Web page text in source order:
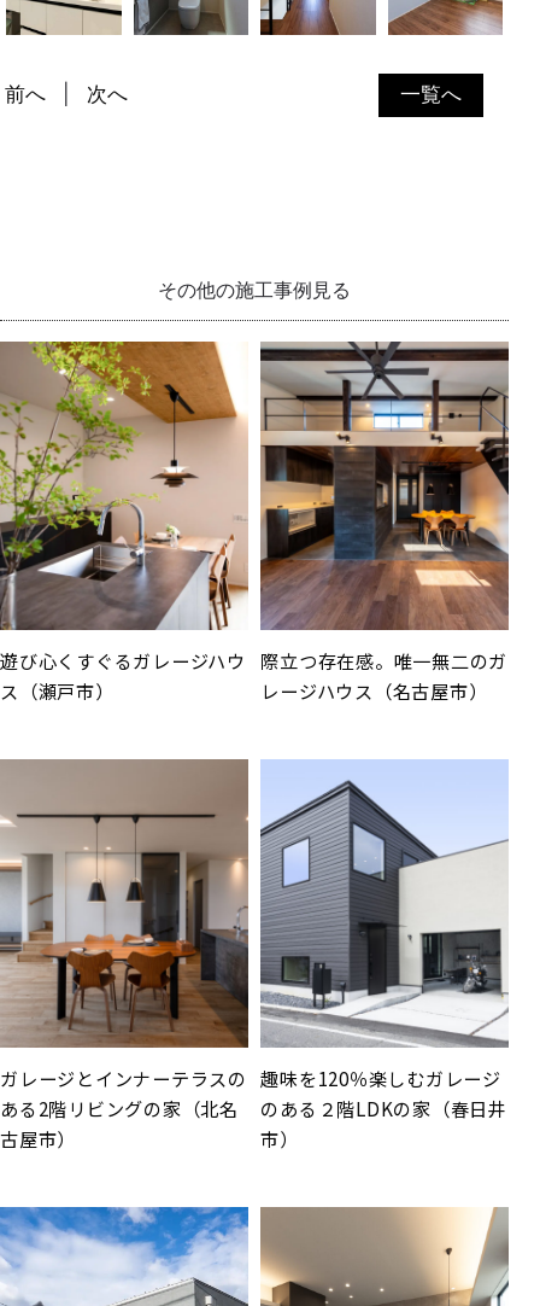
一覧へ
前へ 次へ
その他の施工事例見る
遊び心くすぐるガレージハウ
ス（瀬戸市）
際立つ存在感。唯一無二のガ
レージハウス（名古屋市）
ガレージとインナーテラスの
ある2階リビングの家（北名
古屋市）
趣味を120％楽しむガレージ
のある２階LDKの家（春日井
市）